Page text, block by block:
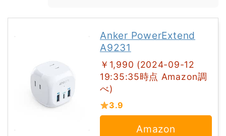
Anker PowerExtend
A9231
￥1,990 (2024-09-12
19:35:35時点 Amazon調
べ)
3.9
Amazon